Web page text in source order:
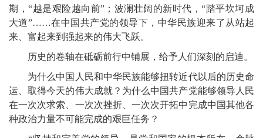
期，“越是艰险越向前”；波澜壮阔的新时代，“踏平坎坷成
大道”……在中国共产党的领导下，中华民族迎来了从站起
来、富起来到强起来的伟大飞跃。
历史的卷轴在砥砺前行中铺展，给予人们深刻的启迪。
为什么中国人民和中华民族能够扭转近代以后的历史命
运、取得今天的伟大成就？为什么中国共产党能够领导人民
在一次次求索、一次次挫折、一次次开拓中完成中国其他各
种政治力量不可能完成的艰巨任务？